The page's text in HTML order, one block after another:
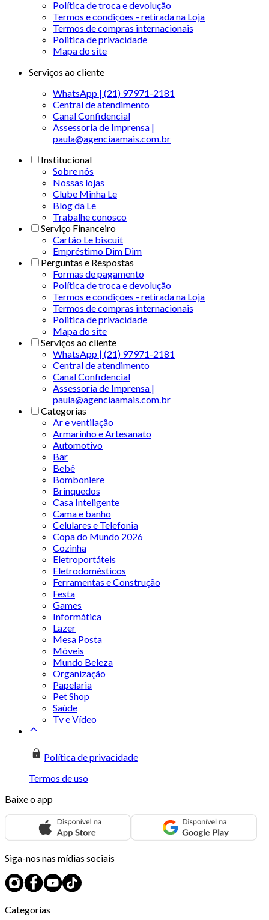
Política de troca e devolução
Termos e condições - retirada na Loja
Termos de compras internacionais
Politica de privacidade
Mapa do site
Serviços ao cliente
WhatsApp | (21) 97971-2181
Central de atendimento
Canal Confidencial
Assessoria de Imprensa |
paula@agenciaamais.com.br
Institucional
Sobre nós
Nossas lojas
Clube Minha Le
Blog da Le
Trabalhe conosco
Serviço Financeiro
Cartão Le biscuit
Empréstimo Dim Dim
Perguntas e Respostas
Formas de pagamento
Política de troca e devolução
Termos e condições - retirada na Loja
Termos de compras internacionais
Politica de privacidade
Mapa do site
Serviços ao cliente
WhatsApp | (21) 97971-2181
Central de atendimento
Canal Confidencial
Assessoria de Imprensa |
paula@agenciaamais.com.br
Categorias
Ar e ventilação
Armarinho e Artesanato
Automotivo
Bar
Bebê
Bomboniere
Brinquedos
Casa Inteligente
Cama e banho
Celulares e Telefonia
Copa do Mundo 2026
Cozinha
Eletroportáteis
Eletrodomésticos
Ferramentas e Construção
Festa
Games
Informática
Lazer
Mesa Posta
Móveis
Mundo Beleza
Organização
Papelaria
Pet Shop
Saúde
Tv e Vídeo
Política de privacidade
Termos de uso
Baixe o app
Siga-nos nas mídias sociais
Categorias